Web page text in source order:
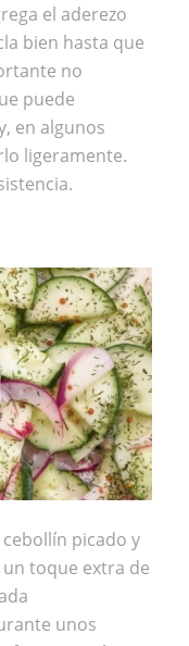
el aderezo
bien hasta que
no
puede
en algunos
ligeramente.
picado y
toque extra de
unos